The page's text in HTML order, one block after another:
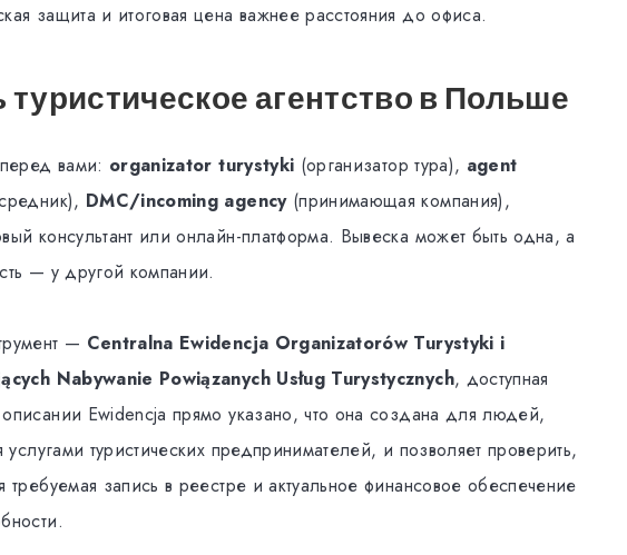
защита и итоговая цена важнее расстояния до офиса.
туристическое агентство в Польше
вами: organizator turystyki (организатор тура), agent
DMC/incoming agency(принимающая компания),
консультант или онлайн-платформа. Вывеска может быть одна, а
— у другой компании.
— Centralna Ewidencja Organizatorów Turystyki i
Nabywanie Powiązanych Usług Turystycznych, доступная
Ewidencja прямо указано, что она создана для людей,
услугами туристических предпринимателей, и позволяет проверить,
требуемая запись в реестре и актуальное финансовое обеспечение